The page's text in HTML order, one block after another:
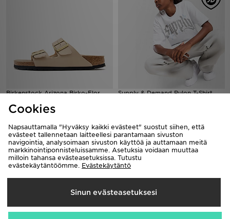
Birkenstock Arizona Birko-Flor
100,00€
Supply & Demand Rulon T-Shirt
Cookies
Napsauttamalla "Hyväksy kaikki evästeet" suostut siihen, että
evästeet tallennetaan laitteellesi parantamaan sivuston
navigointia, analysoimaan sivuston käyttöä ja auttamaan meitä
markkinointiponnisteluissamme. Asetuksia voidaan muuttaa
milloin tahansa evästeasetuksissa. Tutustu
evästekäytäntöömme. Evästekäytäntö
Sinun evästeasetuksesi